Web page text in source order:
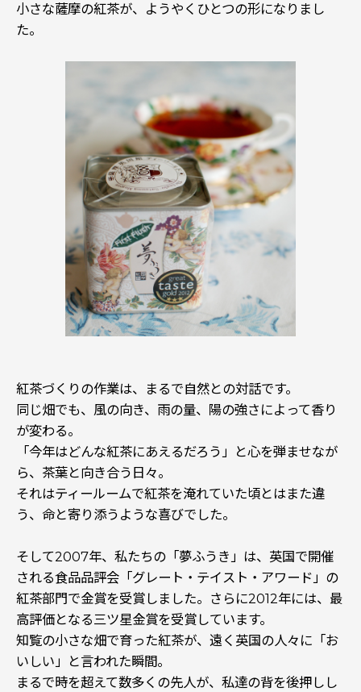
小さな薩摩の紅茶が、ようやくひとつの形になりまし
た。
紅茶づくりの作業は、まるで自然との対話です。
同じ畑でも、風の向き、雨の量、陽の強さによって香り
が変わる。
「今年はどんな紅茶にあえるだろう」と心を弾ませなが
ら、茶葉と向き合う日々。
それはティールームで紅茶を淹れていた頃とはまた違
う、命と寄り添うような喜びでした。
そして2007年、私たちの「夢ふうき」は、英国で開催
される食品品評会「グレート・テイスト・アワード」の
紅茶部門で金賞を受賞しました。さらに2012年には、最
高評価となる三ツ星金賞を受賞しています。
知覧の小さな畑で育った紅茶が、遠く英国の人々に「お
いしい」と言われた瞬間。
まるで時を超えて数多くの先人が、私達の背を後押しし